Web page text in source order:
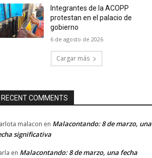
Integrantes de la ACOPP
protestan en el palacio de
gobierno
6 de agosto de 2026
Cargar más
RECENT COMMENTS
malacon en Malacontando: 8 de marzo, una
significativa
en Malacontando: 8 de marzo, una fecha